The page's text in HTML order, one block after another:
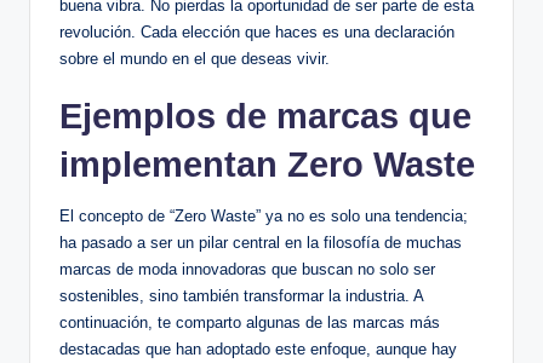
buena vibra. No pierdas la oportunidad de ser parte de esta
revolución. Cada elección que haces es una declaración
sobre el mundo en el que deseas vivir.
Ejemplos de marcas que
implementan Zero Waste
El concepto de “Zero Waste” ya no es solo una tendencia;
ha pasado a ser un pilar central en la filosofía de muchas
marcas de moda innovadoras que buscan no solo ser
sostenibles, sino también transformar la industria. A
continuación, te comparto algunas de las marcas más
destacadas que han adoptado este enfoque, aunque hay